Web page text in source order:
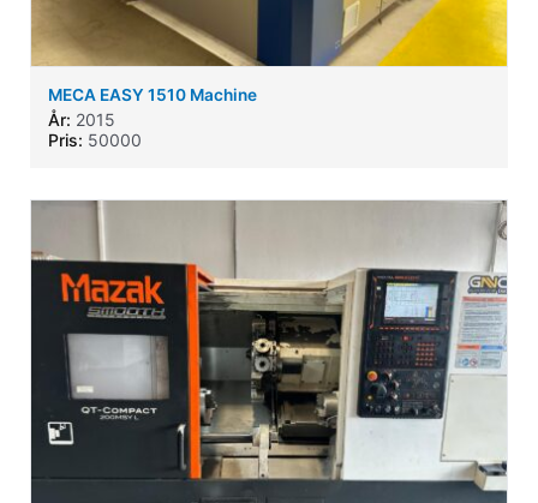
MECA EASY 1510 Machine
År: 2015
Pris: 50000